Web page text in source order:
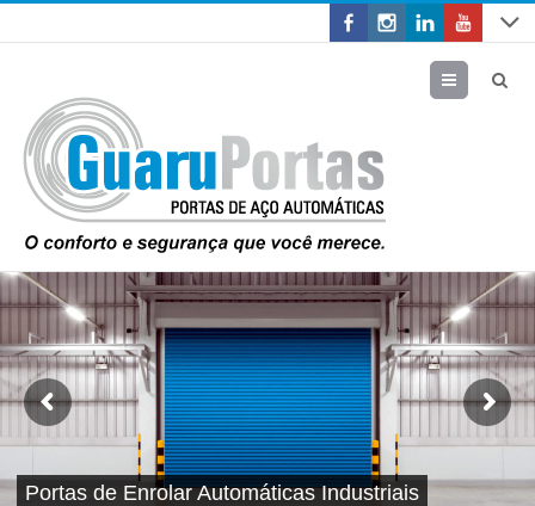
Menu
Portas de Enrolar Automáticas Industriais